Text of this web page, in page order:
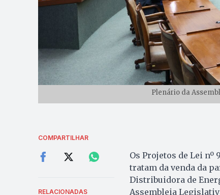
Plenário da
COMPARTILHAR
RELACIONADAS
Os Projetos de Lei nº
tratam da venda da
Distribuidora de
Assembleia